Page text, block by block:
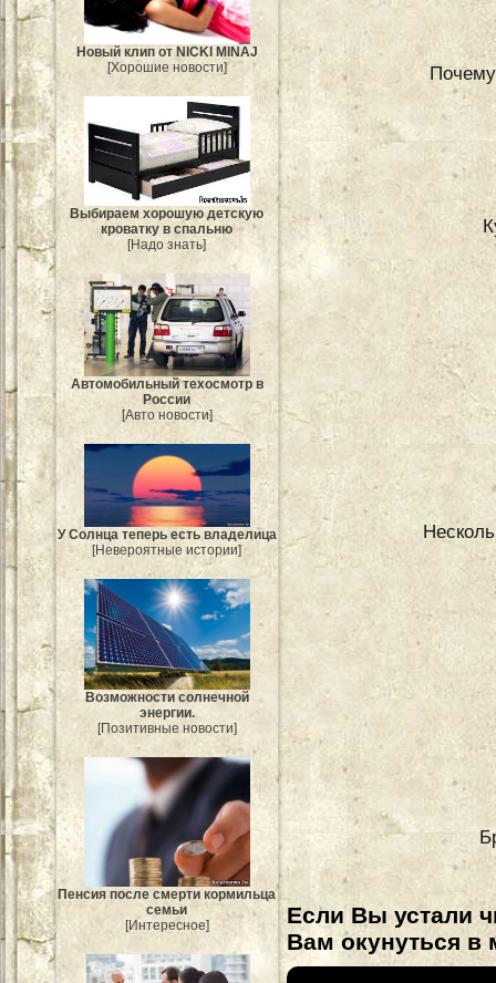
Новый клип от NICKI MINAJ
[Хорошие новости]
Выбираем хорошую детскую
кроватку в спальню
[Надо знать]
Автомобильный техосмотр в
России
[Авто новости]
У Солнца теперь есть владелица
[Невероятные истории]
Возможности солнечной
энергии.
[Позитивные новости]
Пенсия после смерти кормильца
семьи
[Интересное]
Если Вы устали
Вам окунуться в